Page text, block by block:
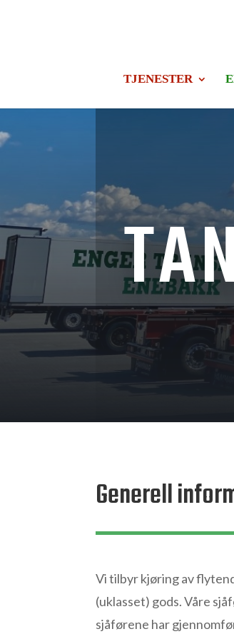
TJENESTER
Generell
Vi tilbyr kjøring av
(uklasset) gods. Våre
sjåførene har